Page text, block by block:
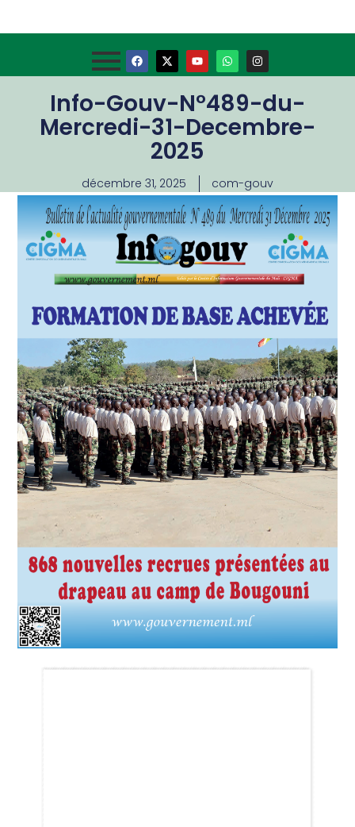
Info-Gouv-N°489-du-
Mercredi-31-Decembre-
2025
décembre 31, 2025 com-gouv